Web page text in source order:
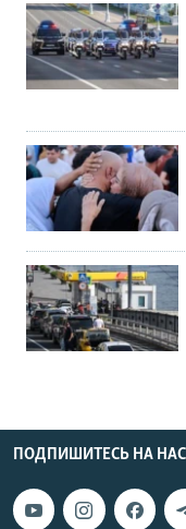
ПОДПИШИТЕСЬ НА НАС